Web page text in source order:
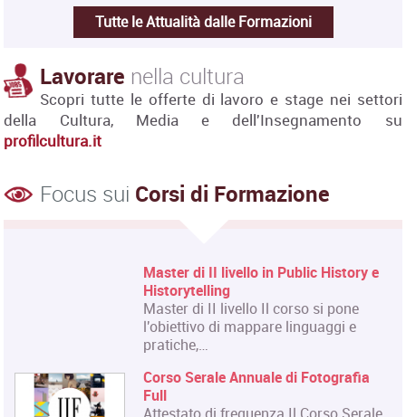
Tutte le Attualità dalle Formazioni
Lavorare nella cultura
Scopri tutte le offerte di lavoro e stage nei settori
della Cultura, Media e dell'Insegnamento su
profilcultura.it
Focus sui Corsi di Formazione
Corso Fashion Design
Diploma Accademico di Primo Livello
- Laurea Triennale in Fashion Design,
titolo…
Corso Triennale di Restauro del
Materiale Cartaceo
La Qualifica formata dal corso è